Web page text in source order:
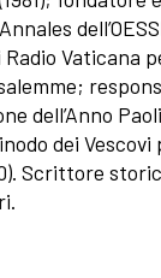
Vaticana
dell’Anno
dei Vescovi
Scrittore